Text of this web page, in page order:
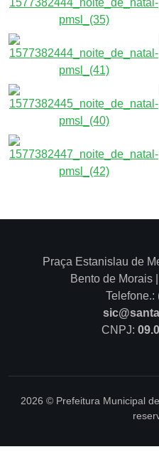
Praça Estanislau de
Bento de Morais
Telefone.:
CNPJ:
2026 © Prefeitura Municipal